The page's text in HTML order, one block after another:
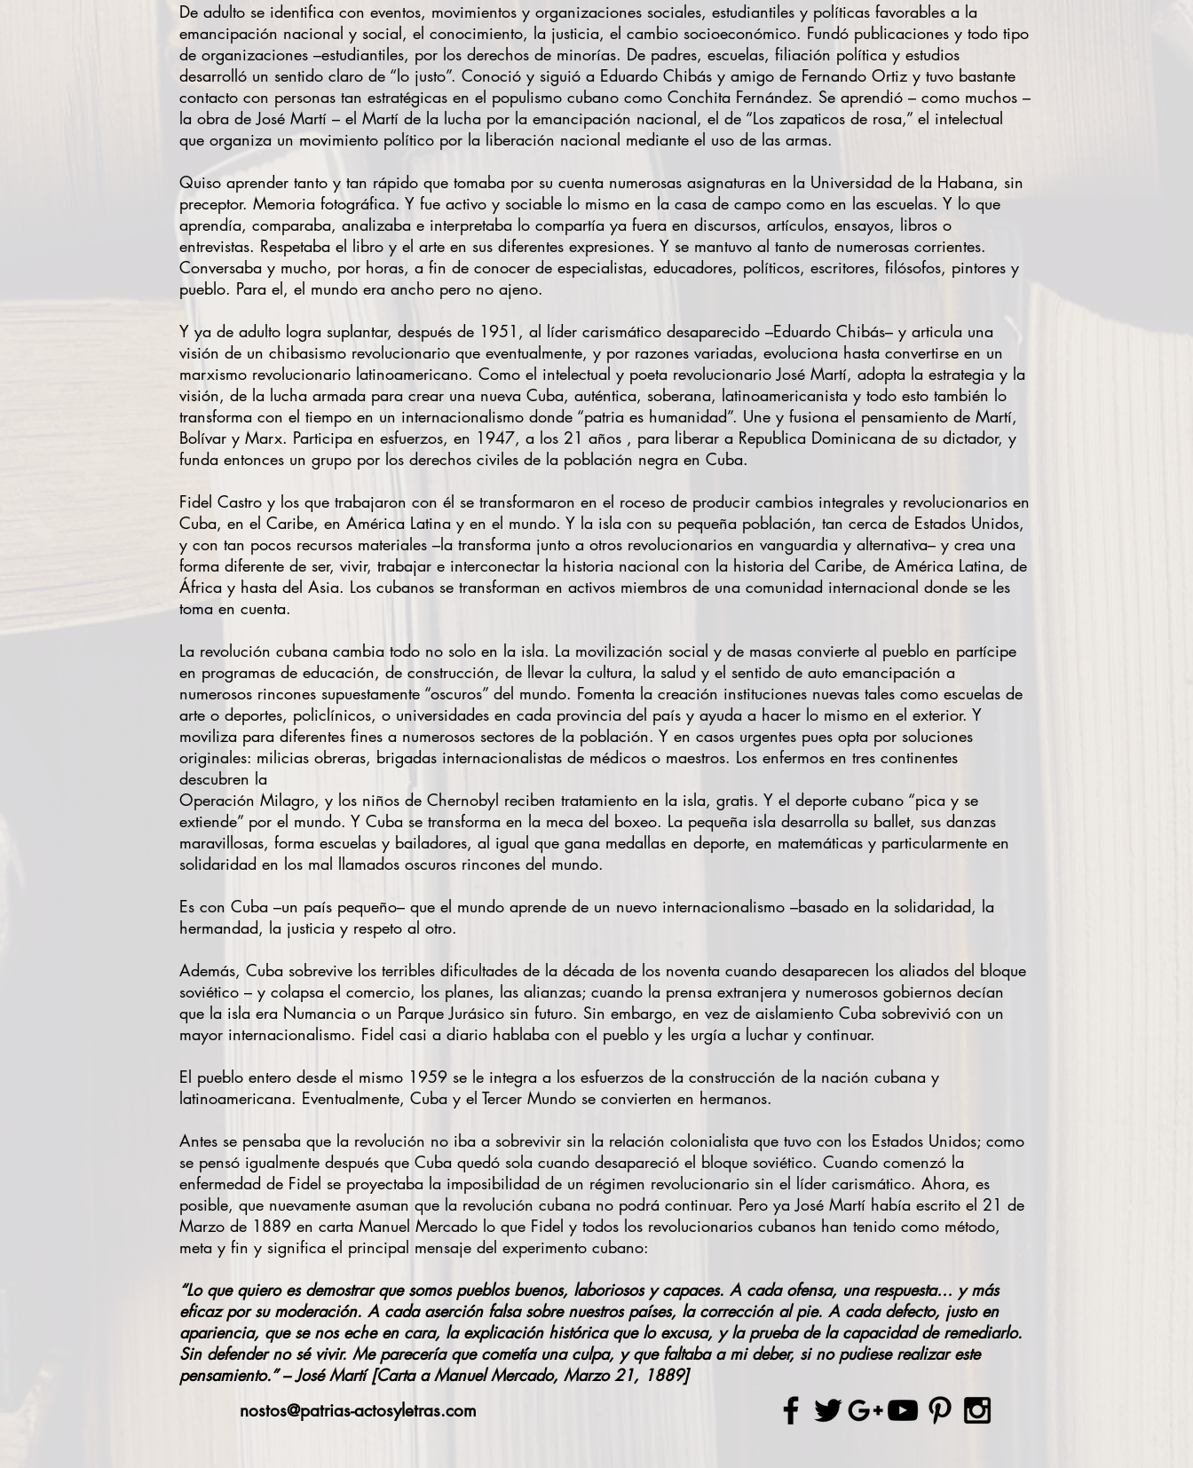
De adulto se identifica con eventos, movimientos y organizaciones sociales, estudiantiles y políticas favorables a la
emancipación nacional y social, el conocimiento, la justicia, el cambio socioeconómico. Fundó publicaciones y todo tipo
de organizaciones –estudiantiles, por los derechos de minorías. De padres, escuelas, filiación política y estudios
desarrolló un sentido claro de “lo justo”. Conoció y siguió a Eduardo Chibás y amigo de Fernando Ortiz y tuvo bastante
contacto con personas tan estratégicas en el populismo cubano como Conchita Fernández. Se aprendió – como muchos –
la obra de José Martí – el Martí de la lucha por la emancipación nacional, el de “Los zapaticos de rosa,” el intelectual
que organiza un movimiento político por la liberación nacional mediante el uso de las armas.
Quiso aprender tanto y tan rápido que tomaba por su cuenta numerosas asignaturas en la Universidad de la Habana, sin
preceptor. Memoria fotográfica. Y fue activo y sociable lo mismo en la casa de campo como en las escuelas. Y lo que
aprendía, comparaba, analizaba e interpretaba lo compartía ya fuera en discursos, artículos, ensayos, libros o
entrevistas. Respetaba el libro y el arte en sus diferentes expresiones. Y se mantuvo al tanto de numerosas corrientes.
Conversaba y mucho, por horas, a fin de conocer de especialistas, educadores, políticos, escritores, filósofos, pintores y
pueblo. Para el, el mundo era ancho pero no ajeno.
Y ya de adulto logra suplantar, después de 1951, al líder carismático desaparecido –Eduardo Chibás– y articula una
visión de un chibasismo revolucionario que eventualmente, y por razones variadas, evoluciona hasta convertirse en un
marxismo revolucionario latinoamericano. Como el intelectual y poeta revolucionario José Martí, adopta la estrategia y la
visión, de la lucha armada para crear una nueva Cuba, auténtica, soberana, latinoamericanista y todo esto también lo
transforma con el tiempo en un internacionalismo donde “patria es humanidad”. Une y fusiona el pensamiento de Martí,
Bolívar y Marx. Participa en esfuerzos, en 1947, a los 21 años , para liberar a Republica Dominicana de su dictador, y
funda entonces un grupo por los derechos civiles de la población negra en Cuba.
Fidel Castro y los que trabajaron con él se transformaron en el roceso de producir cambios integrales y revolucionarios en
Cuba, en el Caribe, en América Latina y en el mundo. Y la isla con su pequeña población, tan cerca de Estados Unidos,
y con tan pocos recursos materiales –la transforma junto a otros revolucionarios en vanguardia y alternativa– y crea una
forma diferente de ser, vivir, trabajar e interconectar la historia nacional con la historia del Caribe, de América Latina, de
África y hasta del Asia. Los cubanos se transforman en activos miembros de una comunidad internacional donde se les
toma en cuenta.
La revolución cubana cambia todo no solo en la isla. La movilización social y de masas convierte al pueblo en partícipe
en programas de educación, de construcción, de llevar la cultura, la salud y el sentido de auto emancipación a
numerosos rincones supuestamente “oscuros” del mundo. Fomenta la creación instituciones nuevas tales como escuelas de
arte o deportes, policlínicos, o universidades en cada provincia del país y ayuda a hacer lo mismo en el exterior. Y
moviliza para diferentes fines a numerosos sectores de la población. Y en casos urgentes pues opta por soluciones
originales: milicias obreras, brigadas internacionalistas de médicos o maestros. Los enfermos en tres continentes
descubren la
Operación Milagro, y los niños de Chernobyl reciben tratamiento en la isla, gratis. Y el deporte cubano “pica y se
extiende” por el mundo. Y Cuba se transforma en la meca del boxeo. La pequeña isla desarrolla su ballet, sus danzas
maravillosas, forma escuelas y bailadores, al igual que gana medallas en deporte, en matemáticas y particularmente en
solidaridad en los mal llamados oscuros rincones del mundo.
Es con Cuba –un país pequeño– que el mundo aprende de un nuevo internacionalismo –basado en la solidaridad, la
hermandad, la justicia y respeto al otro.
Además, Cuba sobrevive los terribles dificultades de la década de los noventa cuando desaparecen los aliados del bloque
soviético – y colapsa el comercio, los planes, las alianzas; cuando la prensa extranjera y numerosos gobiernos decían
que la isla era Numancia o un Parque Jurásico sin futuro. Sin embargo, en vez de aislamiento Cuba sobrevivió con un
mayor internacionalismo. Fidel casi a diario hablaba con el pueblo y les urgía a luchar y continuar.
El pueblo entero desde el mismo 1959 se le integra a los esfuerzos de la construcción de la nación cubana y
latinoamericana. Eventualmente, Cuba y el Tercer Mundo se convierten en hermanos.
Antes se pensaba que la revolución no iba a sobrevivir sin la relación colonialista que tuvo con los Estados Unidos; como
se pensó igualmente después que Cuba quedó sola cuando desapareció el bloque soviético. Cuando comenzó la
enfermedad de Fidel se proyectaba la imposibilidad de un régimen revolucionario sin el líder carismático. Ahora, es
posible, que nuevamente asuman que la revolución cubana no podrá continuar. Pero ya José Martí había escrito el 21 de
Marzo de 1889 en carta Manuel Mercado lo que Fidel y todos los revolucionarios cubanos han tenido como método,
meta y fin y significa el principal mensaje del experimento cubano:
“Lo que quiero es demostrar que somos pueblos buenos, laboriosos y capaces. A cada ofensa, una respuesta… y más
eficaz por su moderación. A cada aserción falsa sobre nuestros países, la corrección al pie. A cada defecto, justo en
apariencia, que se nos eche en cara, la explicación histórica que lo excusa, y la prueba de la capacidad de remediarlo.
Sin defender no sé vivir. Me parecería que cometía una culpa, y que faltaba a mi deber, si no pudiese realizar este
pensamiento.” – José Martí [Carta a Manuel Mercado, Marzo 21, 1889]
nostos@patrias-actosyletras.com